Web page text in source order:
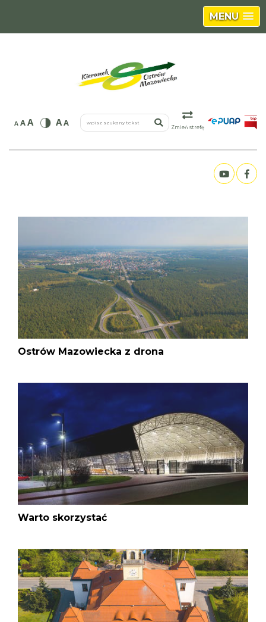
MENU
A AA AA wpisz szukany tekst
Zmień strefę
Ostrów Mazowiecka z drona
Warto skorzystać